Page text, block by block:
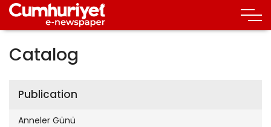
Catalog
Publication
Anneler Günü